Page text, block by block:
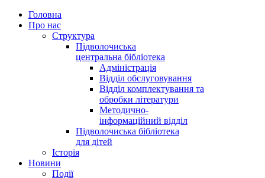
Головна
Про нас
Структура
Підволочиська
центральна бібліотека
Адміністрація
Відділ обслуговування
Відділ комплектування та
обробки літератури
Методично-
інформаційний відділ
Підволочиська бібліотека
для дітей
Історія
Новини
Події